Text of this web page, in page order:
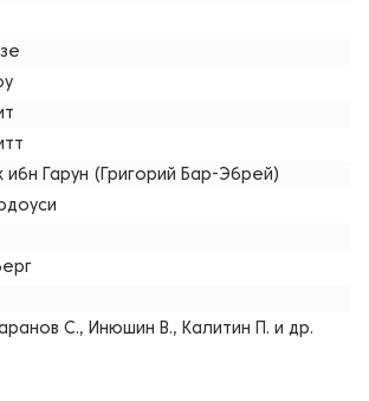
Гарун (Григорий Бар-Эбрей)
С., Инюшин В., Калитин П. и др.